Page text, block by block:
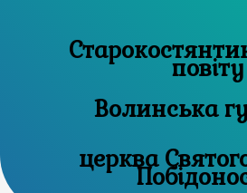
повіту
Волинська
церква